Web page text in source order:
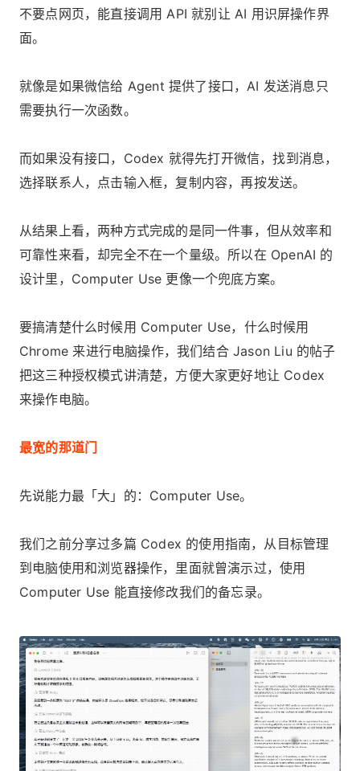
不要点网页，能直接调用 API 就别让 AI 用识屏操作界
面。
就像是如果微信给 Agent 提供了接口，AI 发送消息只
需要执行一次函数。
而如果没有接口，Codex 就得先打开微信，找到消息，
选择联系人，点击输入框，复制内容，再按发送。
从结果上看，两种方式完成的是同一件事，但从效率和
可靠性来看，却完全不在一个量级。所以在 OpenAI 的
设计里，Computer Use 更像一个兜底方案。
要搞清楚什么时候用 Computer Use，什么时候用
Chrome 来进行电脑操作，我们结合 Jason Liu 的帖子
把这三种授权模式讲清楚，方便大家更好地让 Codex
来操作电脑。
最宽的那道门
先说能力最「大」的：Computer Use。
我们之前分享过多篇 Codex 的使用指南，从目标管理
到电脑使用和浏览器操作，里面就曾演示过，使用
Computer Use 能直接修改我们的备忘录。